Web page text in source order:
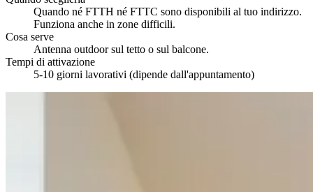
Quando né FTTH né FTTC sono disponibili al tuo indirizzo.
Funziona anche in zone difficili.
Cosa serve
Antenna outdoor sul tetto o sul balcone.
Tempi di attivazione
5-10 giorni lavorativi (dipende dall'appuntamento)